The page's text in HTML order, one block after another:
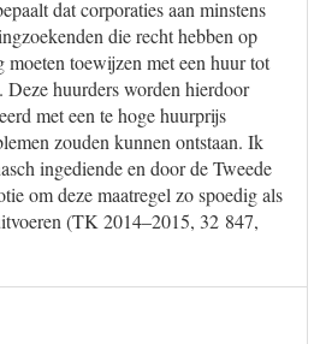
dat corporaties aan minstens
die recht hebben op
moeten toewijzen met een huur tot
Deze huurders worden hierdoor
met een te hoge huurprijs
zouden kunnen ontstaan. Ik
ingediende en door de Tweede
om deze maatregel zo spoedig als
(TK 2014–2015, 32 847,